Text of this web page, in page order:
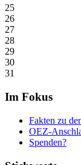
25
26
27
28
29
30
31
Im Fokus
Fakten zu
OEZ-
Spenden?